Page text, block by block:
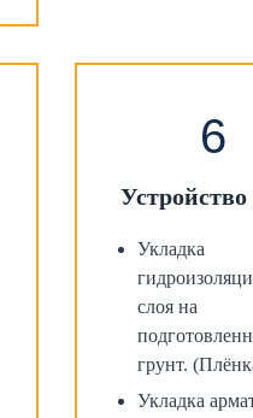
Укладка
слоя на
грунт.
Укладка